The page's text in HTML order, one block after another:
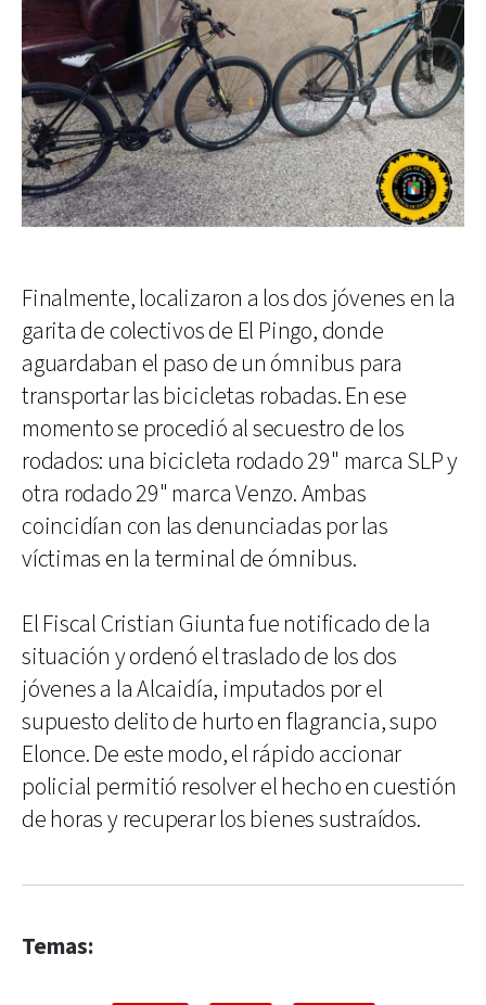
Finalmente, localizaron a los dos jóvenes en la
garita de colectivos de El Pingo, donde
aguardaban el paso de un ómnibus para
transportar las bicicletas robadas. En ese
momento se procedió al secuestro de los
rodados: una bicicleta rodado 29" marca SLP y
otra rodado 29" marca Venzo. Ambas
coincidían con las denunciadas por las
víctimas en la terminal de ómnibus.
El Fiscal Cristian Giunta fue notificado de la
situación y ordenó el traslado de los dos
jóvenes a la Alcaidía, imputados por el
supuesto delito de hurto en flagrancia, supo
Elonce. De este modo, el rápido accionar
policial permitió resolver el hecho en cuestión
de horas y recuperar los bienes sustraídos.
Temas: